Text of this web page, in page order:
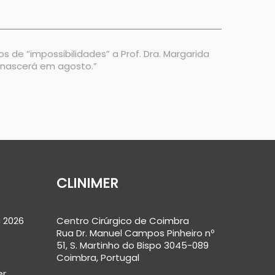
“impossibilidades” a Prof. Dra. Margarida
em agosto.”
CLINIMER
Centro Cirúrgico de Coimbra
Rua Dr. Manuel Campos Pinheiro nº
51, S. Martinho do Bispo 3045-089
Coimbra, Portugal